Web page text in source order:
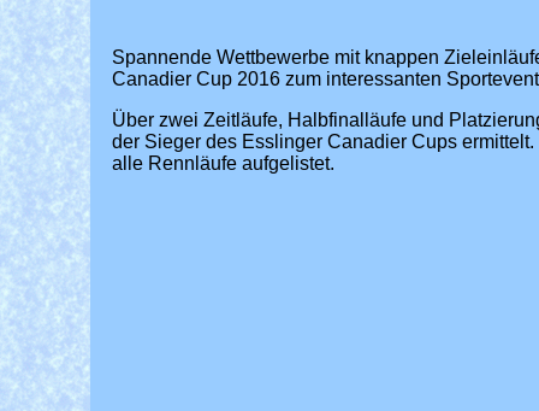
Spannende Wettbewerbe mit knappen
Canadier Cup 2016 zum interessanten
Über zwei Zeitläufe, Halbfinalläufe und
der Sieger des Esslinger Canadier Cups
alle Rennläufe aufgelistet.